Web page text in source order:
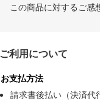
この商品に対するご感
ご利用について
お支払方法
請求書後払い（決済代